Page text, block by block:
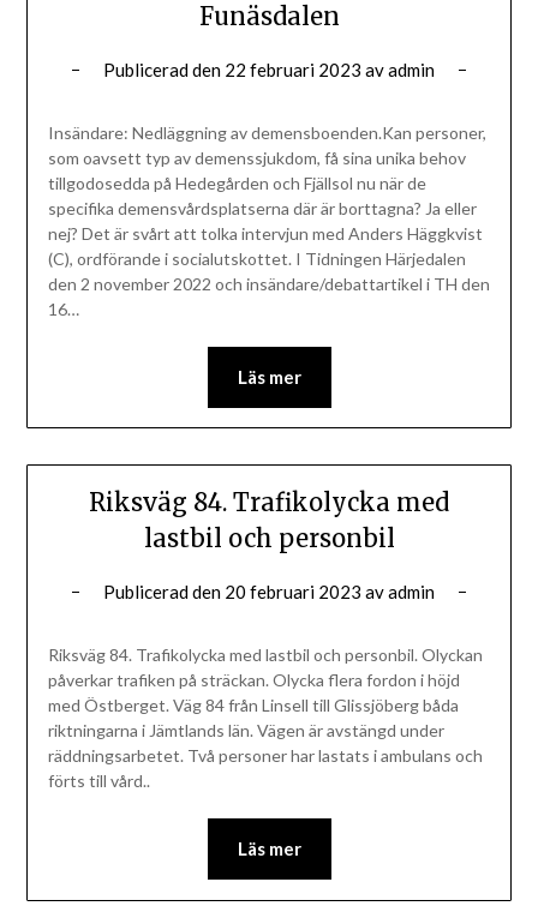
Funäsdalen
Publicerad den 22 februari 2023 avadmin
Insändare: Nedläggning av demensboenden.Kan personer,
som oavsett typ av demenssjukdom, få sina unika behov
tillgodosedda på Hedegården och Fjällsol nu när de
specifika demensvårdsplatserna där är borttagna? Ja eller
nej? Det är svårt att tolka intervjun med Anders Häggkvist
(C), ordförande i socialutskottet. I Tidningen Härjedalen
den 2 november 2022 och insändare/debattartikel i TH den
16…
Läs mer
Riksväg 84. Trafikolycka med
lastbil och personbil
Publicerad den 20 februari 2023 avadmin
Riksväg 84. Trafikolycka med lastbil och personbil. Olyckan
påverkar trafiken på sträckan. Olycka flera fordon i höjd
med Östberget. Väg 84 från Linsell till Glissjöberg båda
riktningarna i Jämtlands län. Vägen är avstängd under
räddningsarbetet. Två personer har lastats i ambulans och
förts till vård..
Läs mer